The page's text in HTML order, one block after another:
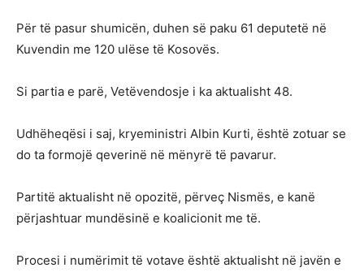
Për të pasur shumicën, duhen së paku 61 deputetë në
Kuvendin me 120 ulëse të Kosovës.
Si partia e parë, Vetëvendosje i ka aktualisht 48.
Udhëheqësi i saj, kryeministri Albin Kurti, është zotuar se
do ta formojë qeverinë në mënyrë të pavarur.
Partitë aktualisht në opozitë, përveç Nismës, e kanë
përjashtuar mundësinë e koalicionit me të.
Procesi i numërimit të votave është aktualisht në javën e